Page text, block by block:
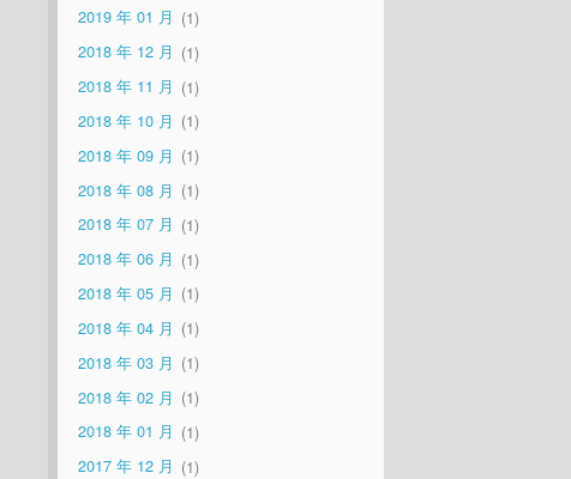
2019 年 01 月
1
2018 年 12 月
1
2018 年 11 月
1
2018 年 10 月
1
2018 年 09 月
1
2018 年 08 月
1
2018 年 07 月
1
2018 年 06 月
1
2018 年 05 月
1
2018 年 04 月
1
2018 年 03 月
1
2018 年 02 月
1
2018 年 01 月
1
2017 年 12 月
1